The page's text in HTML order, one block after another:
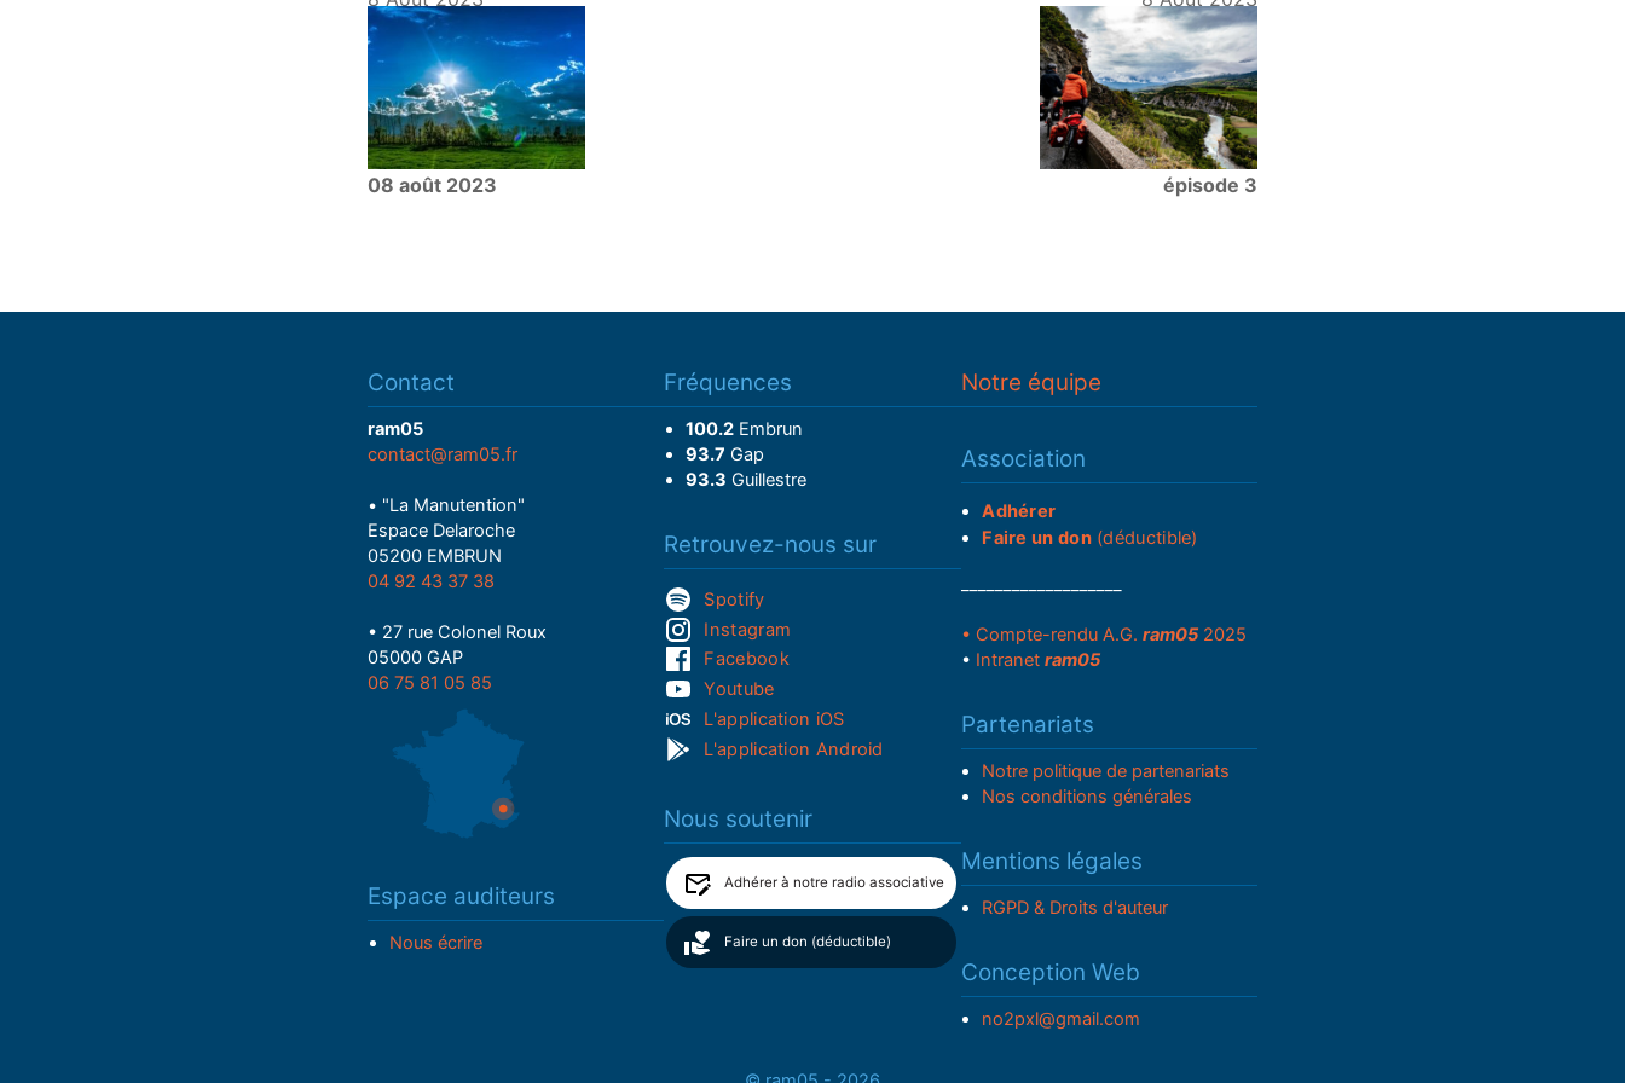
08 août 2023 épisode 3
Contact
ram05
contact@ram05.fr
• "La Manutention"
Espace Delaroche
05200 EMBRUN
04 92 43 37 38
• 27 rue Colonel Roux
05000 GAP
06 75 81 05 85
Espace auditeurs
Nous écrire
Fréquences
100.2Embrun
93.7 Gap
93.3 Guillestre
Retrouvez-nous sur
Spotify
Instagram
Facebook
Youtube
L'application iOS
L'application Android
Nous soutenir
Adhérer à notre radio associative
Faire un don (déductible)
Notre équipe
Association
Adhérer
Faire un don(déductible)
• Compte-rendu A.G. ram052025
• Intranet ram05
Partenariats
Notre politique de partenariats
Nos conditions générales
Mentions légales
RGPD & Droits d'auteur
Conception Web
no2pxl@gmail.com